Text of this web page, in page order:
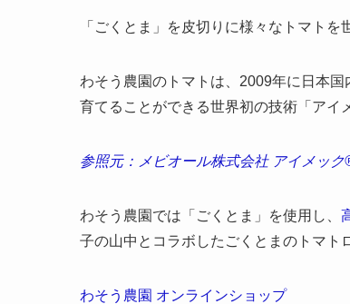
「ごくとま」を皮切りに様々なトマトを
わそう農園のトマトは、2009年に日本
育てることができる世界初の技術「アイ
参照元：メビオール株式会社 アイメック
わそう農園では「ごくとま」を使用し、
子の山中とコラボしたごくとまのトマト
わそう農園 オンラインショップ